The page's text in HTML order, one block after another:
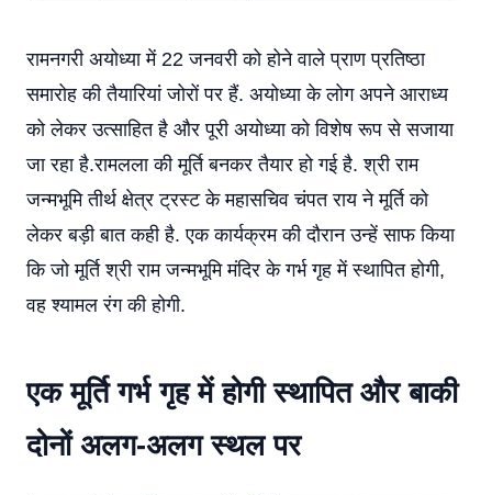
रामनगरी अयोध्या में 22 जनवरी को होने वाले प्राण प्रतिष्ठा
समारोह की तैयारियां जोरों पर हैं. अयोध्या के लोग अपने आराध्य
को लेकर उत्साहित है और पूरी अयोध्या को विशेष रूप से सजाया
जा रहा है.रामलला की मूर्ति बनकर तैयार हो गई है. श्री राम
जन्मभूमि तीर्थ क्षेत्र ट्रस्ट के महासचिव चंपत राय ने मूर्ति को
लेकर बड़ी बात कही है. एक कार्यक्रम की दौरान उन्हें साफ किया
कि जो मूर्ति श्री राम जन्मभूमि मंदिर के गर्भ गृह में स्थापित होगी,
वह श्यामल रंग की होगी.
एक मूर्ति गर्भ गृह में होगी स्थापित और बाकी
दोनों अलग-अलग स्थल पर